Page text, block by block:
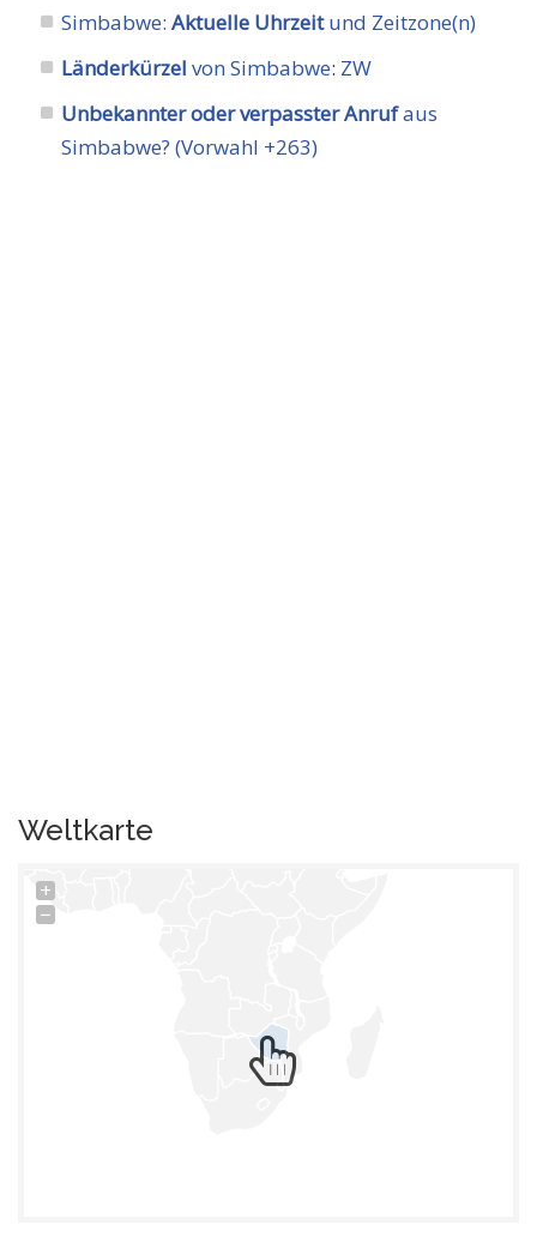
Simbabwe:Aktuelle Uhrzeitund Zeitzone(n)
Länderkürzel von Simbabwe: ZW
Unbekannter oder verpasster Anrufaus
Simbabwe? (Vorwahl +263)
Weltkarte
+
−